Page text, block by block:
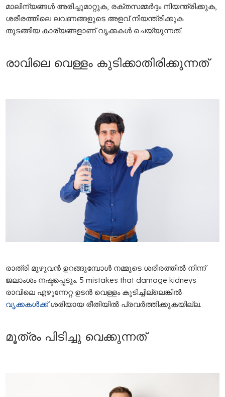
മാലിന്യങ്ങൾ അരിച്ചുമാറ്റുക, രക്തസമ്മർദ്ദം നിയന്ത്രിക്കുക,
ശരീരത്തിലെ ലവണങ്ങളുടെ അളവ് നിയന്ത്രിക്കുക
തുടങ്ങിയ കാര്യങ്ങളാണ് വൃക്കകൾ ചെയ്യുന്നത്.
രാവിലെ വെള്ളം കുടിക്കാതിരിക്കുന്നത്
രാത്രി മുഴുവൻ ഉറങ്ങുമ്പോൾ നമ്മുടെ ശരീരത്തിൽ നിന്ന്
ജലാംശം നഷ്ടപ്പെടും. 5 mistakes that damage kidneys
രാവിലെ എഴുന്നേറ്റ ഉടൻ വെള്ളം കുടിച്ചില്ലെങ്കിൽ
വൃക്കകൾക്ക്ശരിയായ രീതിയിൽ പ്രവർത്തിക്കുകയില്ല.
മൂത്രം പിടിച്ചു വെക്കുന്നത്